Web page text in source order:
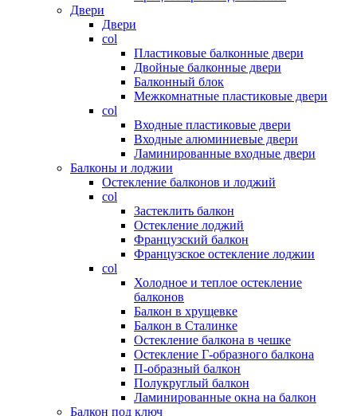
Двери
Двери
col
Пластиковые балконные двери
Двойные балконные двери
Балконный блок
Межкомнатные пластиковые двери
col
Входные пластиковые двери
Входные алюминиевые двери
Ламинированные входные двери
Балконы и лоджии
Остекление балконов и лоджий
col
Застеклить балкон
Остекление лоджий
Французский балкон
Французское остекление лоджии
col
Холодное и теплое остекление
балконов
Балкон в хрущевке
Балкон в Сталинке
Остекление балкона в чешке
Остекление Г-образного балкона
П-образный балкон
Полукруглый балкон
Ламинированные окна на балкон
Балкон под ключ